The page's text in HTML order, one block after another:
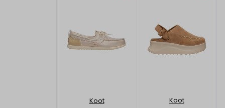
Koot Koot